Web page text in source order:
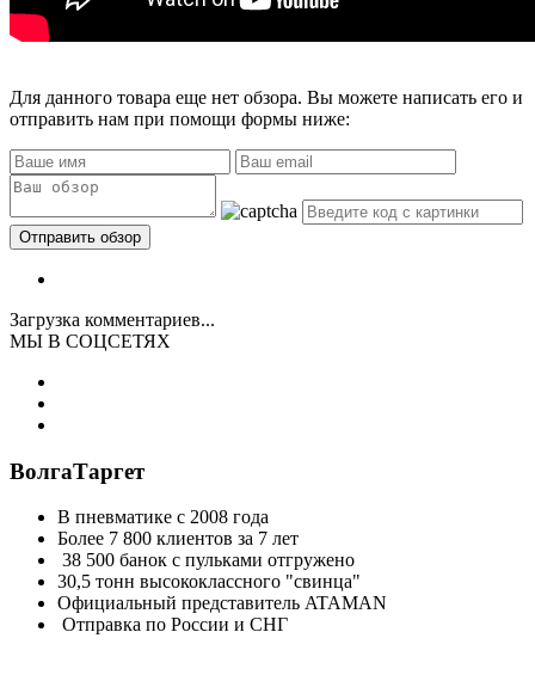
Для данного товара еще нет обзора. Вы можете написать его и
отправить нам при помощи формы ниже:
Загрузка комментариев...
МЫ В СОЦСЕТЯХ
ВолгаТаргет
В пневматике с 2008 года
Более 7 800 клиентов за 7 лет
38 500 банок с пульками отгружено
30,5 тонн высококлассного "свинца"
Официальный представитель ATAMAN
Отправка по России и СНГ